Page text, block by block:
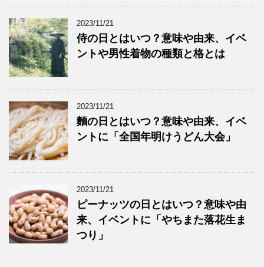
2023/11/21
侍の日とはいつ？意味や由来、イベ
ントや男性着物の種類と格とは
2023/11/21
麵の日とはいつ？意味や由来、イベ
ントに「全国年明けうどん大会」
2023/11/21
ピーナッツの日とはいつ？意味や由
来、イベントに「やちまた落花生ま
つり」